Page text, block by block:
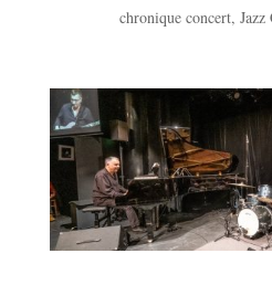
chronique concert,